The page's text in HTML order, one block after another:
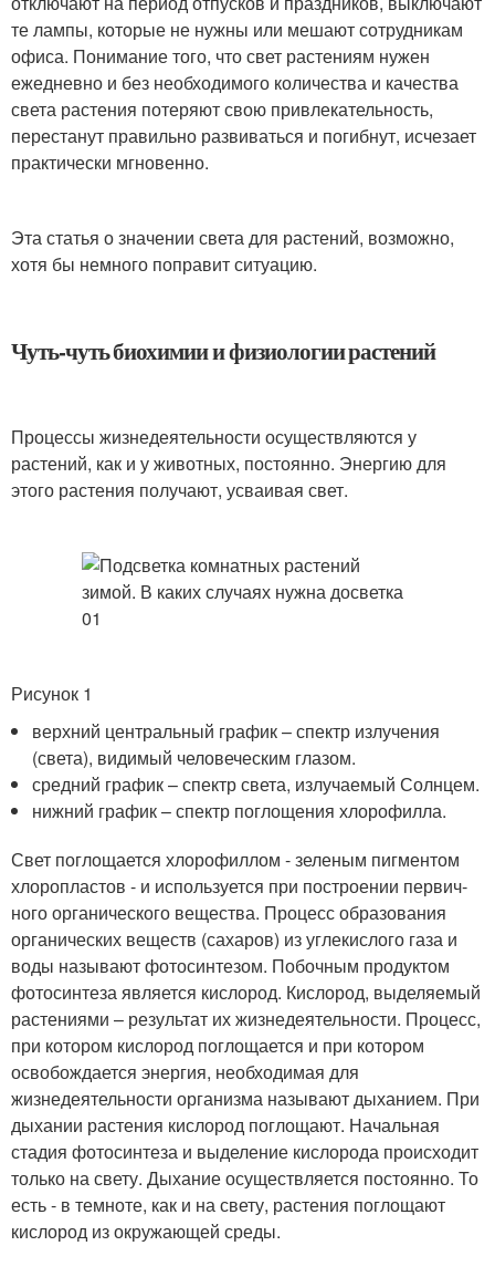
те лампы, которые не нужны или мешают сотрудникам
офиса. Понимание того, что свет растениям нужен
ежедневно и без необходимого количества и качества
света растения потеряют свою привлекательность,
перестанут правильно развиваться и погибнут, исчезает
практически мгновенно.
Эта статья о значении света для растений, возможно,
хотя бы немного поправит ситуацию.
Чуть-чуть биохимии и физиологии растений
Процессы жизнедеятельности осуществляются у
растений, как и у животных, постоянно. Энергию для
этого растения получают, усваивая свет.
Рисунок 1
верхний центральный график – спектр излучения
(света), видимый человеческим глазом.
средний график – спектр света, излучаемый Солнцем.
нижний график – спектр поглощения хлорофилла.
Свет по­глощается хлорофиллом - зеленым пигментом
хлоропластов - и используется при построении первич­
ного органического вещества. Процесс образования
органических веществ (сахаров) из углекислого газа и
воды называют фотосинтезом. Побочным продуктом
фотосинтеза является кислород. Кислород, выделяемый
растениями – результат их жизнедеятельности. Процесс,
при котором кислород поглощается и при котором
освобождается энергия, необходимая для
жизнедеятельности организма называют дыханием. При
дыхании растения кислород поглощают. Начальная
стадия фотосинтеза и выделение кислорода происходит
только на свету. Дыхание осуществляется постоянно. То
есть - в темноте, как и на свету, растения поглощают
кислород из окружающей среды.